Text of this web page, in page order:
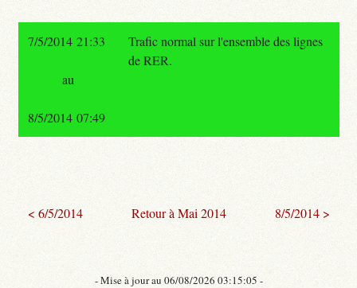
7/5/2014 21:33
Trafic normal sur l'ensemble des lignes
de RER.
au
8/5/2014 07:49
< 6/5/2014 Retour à Mai 2014 8/5/2014 >
- Mise à jour au 06/08/2026 03:15:05 -